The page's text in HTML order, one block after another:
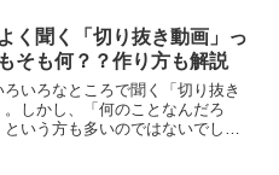
by Dariusz Sankowski f...
く聞く「切り抜き動画」っ
そも何？？作り方も解説
ろいろなところで聞く「切り抜き
。しかし、「何のことなんだろ
という方も多いのではないでしょ